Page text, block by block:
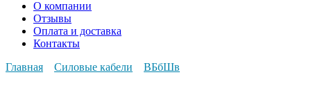
О компании
Отзывы
Оплата и доставка
Контакты
Главная
Силовые кабели ВБбШв